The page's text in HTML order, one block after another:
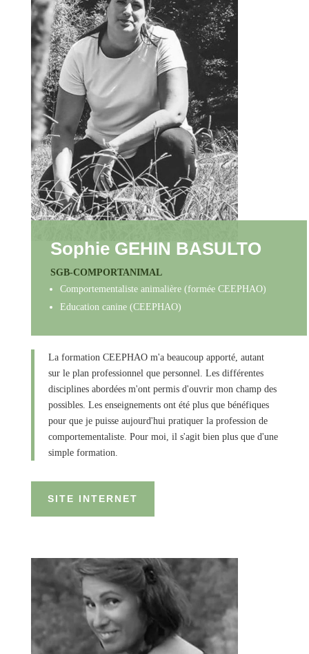
Sophie GEHIN BASULTO
SGB-COMPORTANIMAL
Comportementaliste animalière (formée CEEPHAO)
Education canine (CEEPHAO)
La formation CEEPHAO m'a beaucoup apporté, autant
sur le plan professionnel que personnel. Les différentes
disciplines abordées m'ont permis d'ouvrir mon champ des
possibles. Les enseignements ont été plus que bénéfiques
pour que je puisse aujourd'hui pratiquer la profession de
comportementaliste. Pour moi, il s'agit bien plus que d'une
simple formation.
SITE INTERNET